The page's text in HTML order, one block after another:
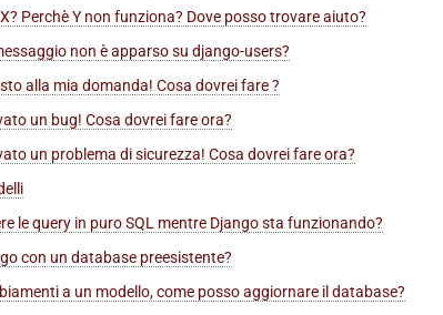
Perchè Y non funziona? Dove posso trovare aiuto?
non è apparso su django-users?
alla mia domanda! Cosa dovrei fare ?
un bug! Cosa dovrei fare ora?
un problema di sicurezza! Cosa dovrei fare ora?
le query in puro SQL mentre Django sta funzionando?
con un database preesistente?
a un modello, come posso aggiornare il database?